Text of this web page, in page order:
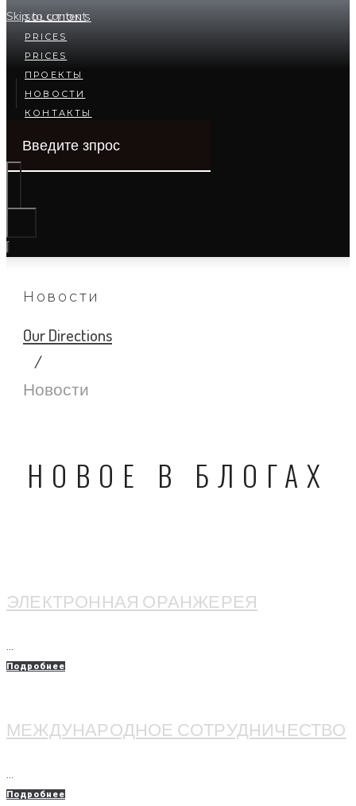
Skip to content
SOLUTIONS
PRICES
PRICES
ПРОЕКТЫ
НОВОСТИ
КОНТАКТЫ
Новости
Our Directions
/
Новости
НОВОЕ В БЛОГАХ
ЭЛЕКТРОННАЯ ОРАНЖЕРЕЯ
...
Подробнее
МЕЖДУНАРОДНОЕ СОТРУДНИЧЕСТВО
...
Подробнее